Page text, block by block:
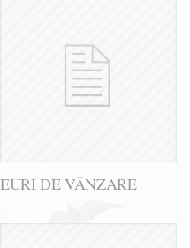
EURI DE VÂNZARE